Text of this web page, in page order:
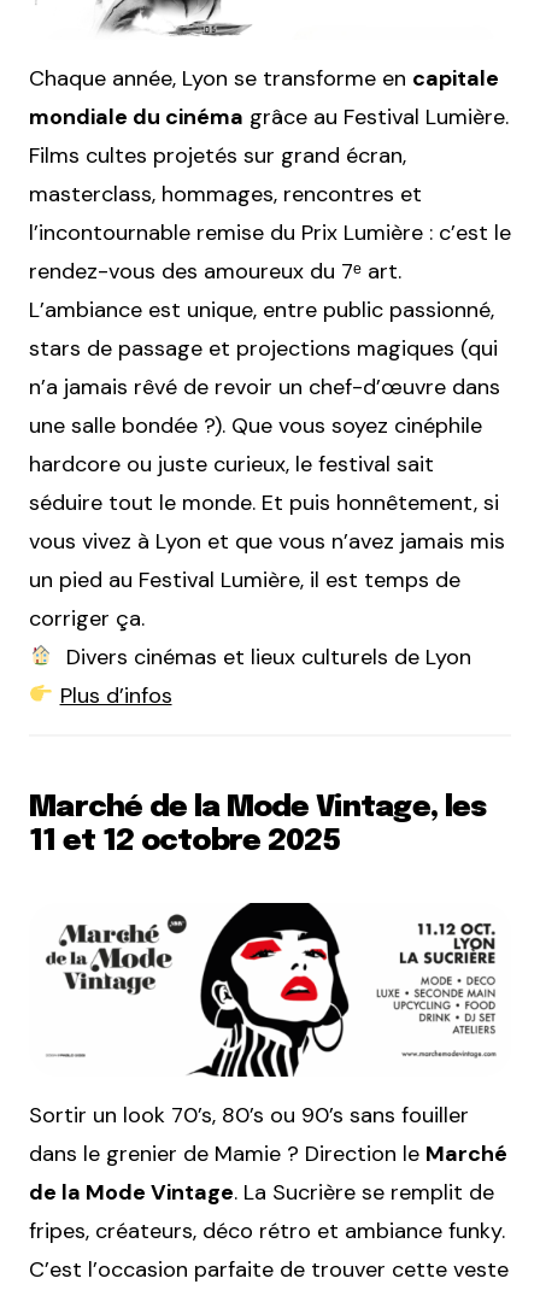
Chaque année, Lyon se transforme en capitale
mondiale du cinéma grâce au Festival Lumière.
Films cultes projetés sur grand écran,
masterclass, hommages, rencontres et
l’incontournable remise du Prix Lumière : c’est le
rendez-vous des amoureux du 7ᵉ art.
L’ambiance est unique, entre public passionné,
stars de passage et projections magiques (qui
n’a jamais rêvé de revoir un chef-d’œuvre dans
une salle bondée ?). Que vous soyez cinéphile
hardcore ou juste curieux, le festival sait
séduire tout le monde. Et puis honnêtement, si
vous vivez à Lyon et que vous n’avez jamais mis
un pied au Festival Lumière, il est temps de
corriger ça.
Divers cinémas et lieux culturels de Lyon
Plus d’infos
Marché de la Mode Vintage, les
11 et 12 octobre 2025
Sortir un look 70’s, 80’s ou 90’s sans fouiller
dans le grenier de Mamie ? Direction le Marché
de la Mode Vintage. La Sucrière se remplit de
fripes, créateurs, déco rétro et ambiance funky.
C’est l’occasion parfaite de trouver cette veste